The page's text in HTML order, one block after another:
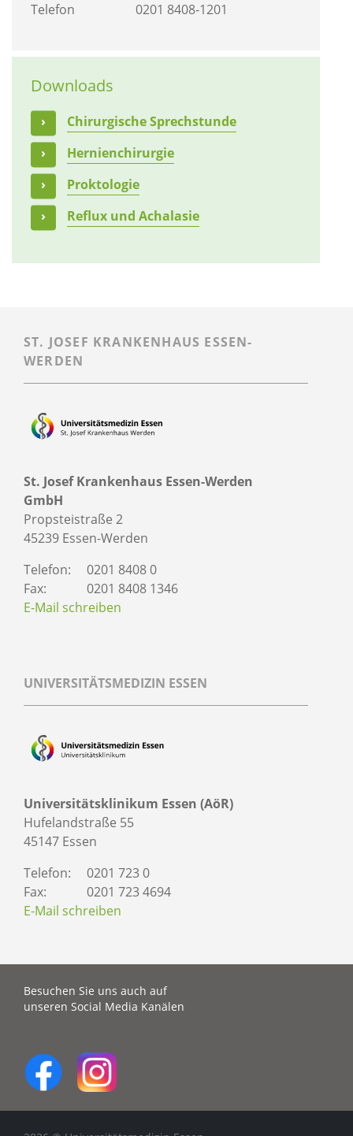
Telefon
0201 8408-1201
Downloads
Chirurgische Sprechstunde
Hernienchirurgie
Proktologie
Reflux und Achalasie
ST. JOSEF KRANKENHAUS ESSEN-
WERDEN
St. Josef Krankenhaus Essen-Werden
GmbH
Propsteistraße 2
45239 Essen-Werden
Telefon:
0201 8408 0
Fax:
0201 8408 1346
E-Mail schreiben
UNIVERSITÄTSMEDIZIN ESSEN
Universitätsklinikum Essen (AöR)
Hufelandstraße 55
45147 Essen
Telefon:
0201 723 0
Fax:
0201 723 4694
E-Mail schreiben
Besuchen Sie uns auch auf
unseren Social Media Kanälen